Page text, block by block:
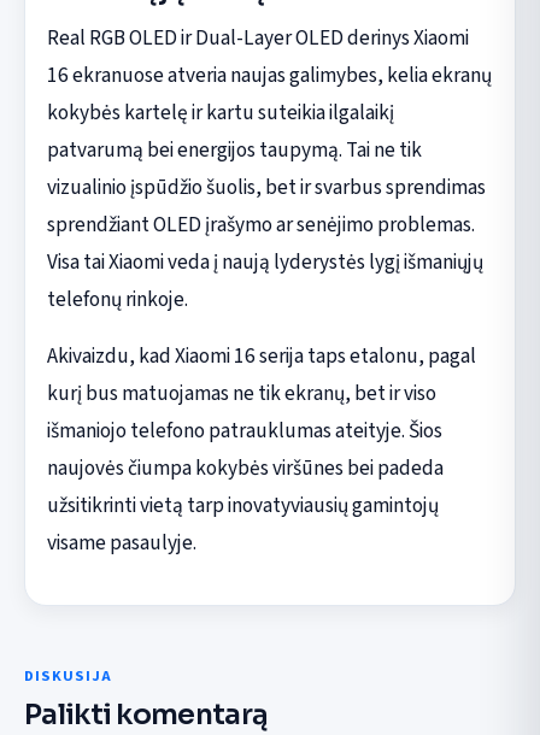
Real RGB OLED ir Dual-Layer OLED derinys Xiaomi
16 ekranuose atveria naujas galimybes, kelia ekranų
kokybės kartelę ir kartu suteikia ilgalaikį
patvarumą bei energijos taupymą. Tai ne tik
vizualinio įspūdžio šuolis, bet ir svarbus sprendimas
sprendžiant OLED įrašymo ar senėjimo problemas.
Visa tai Xiaomi veda į naują lyderystės lygį išmaniųjų
telefonų rinkoje.
Akivaizdu, kad Xiaomi 16 serija taps etalonu, pagal
kurį bus matuojamas ne tik ekranų, bet ir viso
išmaniojo telefono patrauklumas ateityje. Šios
naujovės čiumpa kokybės viršūnes bei padeda
užsitikrinti vietą tarp inovatyviausių gamintojų
visame pasaulyje.
DISKUSIJA
Palikti komentarą